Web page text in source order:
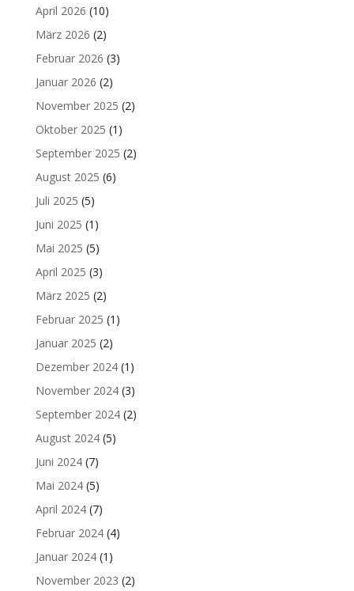
April 2026 (10)
März 2026 (2)
Februar 2026 (3)
Januar 2026 (2)
November 2025 (2)
Oktober 2025 (1)
September 2025 (2)
August 2025 (6)
Juli 2025 (5)
Juni 2025 (1)
Mai 2025 (5)
April 2025 (3)
März 2025 (2)
Februar 2025 (1)
Januar 2025 (2)
Dezember 2024(1)
November 2024(3)
September 2024(2)
August 2024(5)
Juni 2024(7)
Mai 2024(5)
April 2024(7)
Februar 2024(4)
Januar 2024(1)
November 2023 (2)